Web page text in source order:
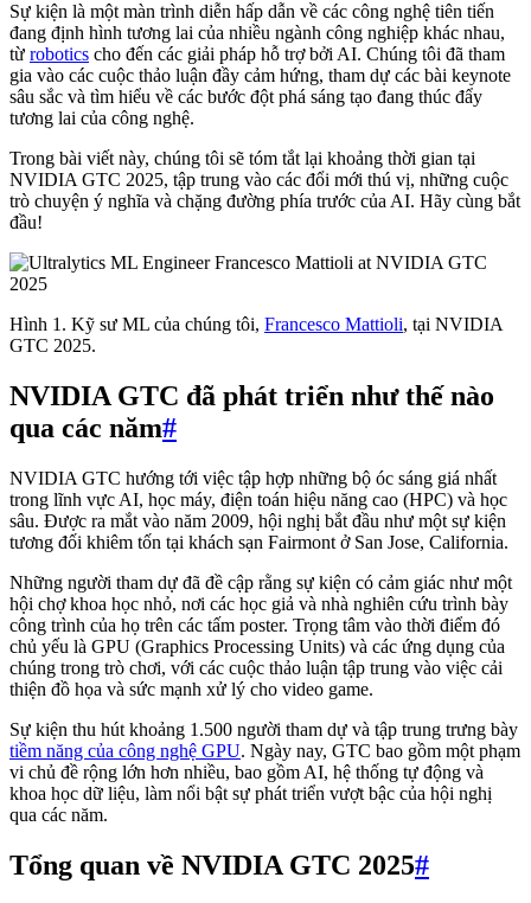
Sự kiện là một màn trình diễn hấp dẫn về các công nghệ tiên tiến
đang định hình tương lai của nhiều ngành công nghiệp khác nhau,
từ robotics cho đến các giải pháp hỗ trợ bởi AI. Chúng tôi đã tham
gia vào các cuộc thảo luận đầy cảm hứng, tham dự các bài keynote
sâu sắc và tìm hiểu về các bước đột phá sáng tạo đang thúc đẩy
tương lai của công nghệ.
Trong bài viết này, chúng tôi sẽ tóm tắt lại khoảng thời gian tại
NVIDIA GTC 2025, tập trung vào các đổi mới thú vị, những cuộc
trò chuyện ý nghĩa và chặng đường phía trước của AI. Hãy cùng bắt
đầu!
Hình 1. Kỹ sư ML của chúng tôi, Francesco Mattioli, tại NVIDIA
GTC 2025.
NVIDIA GTC đã phát triển như thế nào
qua các năm#
NVIDIA GTC hướng tới việc tập hợp những bộ óc sáng giá nhất
trong lĩnh vực AI, học máy, điện toán hiệu năng cao (HPC) và học
sâu. Được ra mắt vào năm 2009, hội nghị bắt đầu như một sự kiện
tương đối khiêm tốn tại khách sạn Fairmont ở San Jose, California.
Những người tham dự đã đề cập rằng sự kiện có cảm giác như một
hội chợ khoa học nhỏ, nơi các học giả và nhà nghiên cứu trình bày
công trình của họ trên các tấm poster. Trọng tâm vào thời điểm đó
chủ yếu là GPU (Graphics Processing Units) và các ứng dụng của
chúng trong trò chơi, với các cuộc thảo luận tập trung vào việc cải
thiện đồ họa và sức mạnh xử lý cho video game.
Sự kiện thu hút khoảng 1.500 người tham dự và tập trung trưng bày
tiềm năng của công nghệ GPU. Ngày nay, GTC bao gồm một phạm
vi chủ đề rộng lớn hơn nhiều, bao gồm AI, hệ thống tự động và
khoa học dữ liệu, làm nổi bật sự phát triển vượt bậc của hội nghị
qua các năm.
Tổng quan về NVIDIA GTC 2025#